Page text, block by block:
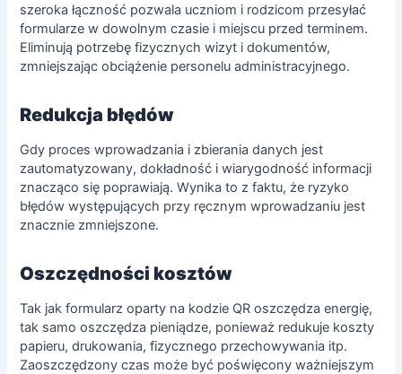
szeroka łączność pozwala uczniom i rodzicom przesyłać
formularze w dowolnym czasie i miejscu przed terminem.
Eliminują potrzebę fizycznych wizyt i dokumentów,
zmniejszając obciążenie personelu administracyjnego.
Redukcja błędów
Gdy proces wprowadzania i zbierania danych jest
zautomatyzowany, dokładność i wiarygodność informacji
znacząco się poprawiają. Wynika to z faktu, że ryzyko
błędów występujących przy ręcznym wprowadzaniu jest
znacznie zmniejszone.
Oszczędności kosztów
Tak jak formularz oparty na kodzie QR oszczędza energię,
tak samo oszczędza pieniądze, ponieważ redukuje koszty
papieru, drukowania, fizycznego przechowywania itp.
Zaoszczędzony czas może być poświęcony ważniejszym